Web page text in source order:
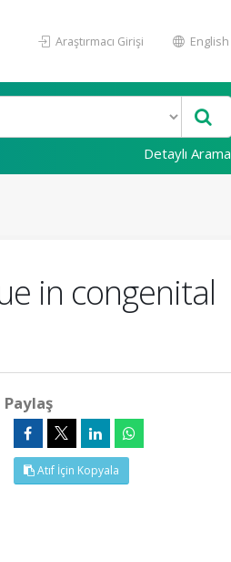
Araştırmacı Girişi English
Detaylı Arama
in congenital
Paylaş
Atıf İçin Kopyala